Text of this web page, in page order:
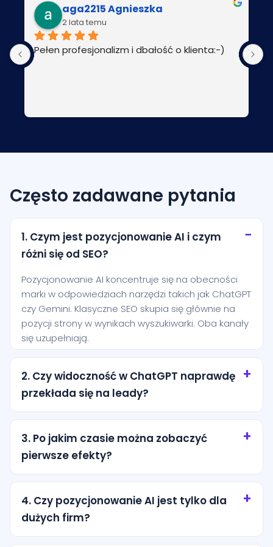
aga2215 Agnieszka
2 lata temu
Pełen profesjonalizm i dbałość o klienta:-)
Często zadawane pytania
1. Czym jest pozycjonowanie AI i czym
różni się od SEO?
Pozycjonowanie AI koncentruje się na obecności
marki w odpowiedziach narzędzi takich jak ChatGPT
czy Gemini. Klasyczne SEO skupia się głównie na
pozycji strony w wynikach wyszukiwarki. Oba kanały
się uzupełniają.
2. Czy widoczność w ChatGPT naprawdę
przekłada się na leady?
Tak, szczególnie przy zapytaniach o wysokiej
intencji. Użytkownik często pyta AI o rekomendację
konkretnej usługi i jest bliżej decyzji niż osoba, która
dopiero przegląda ogólne wyniki wyszukiwania.
3. Po jakim czasie można zobaczyć
pierwsze efekty?
Pierwsze efekty zwykle pojawiają się po kilku
tygodniach od wdrożenia podstaw. Trwalsze
rezultaty wymagają regularnej pracy nad treścią,
strukturą i autorytetem marki.
4. Czy pozycjonowanie AI jest tylko dla
dużych firm?
Nie. Dla lokalnych firm z miasta Ścinawa to często